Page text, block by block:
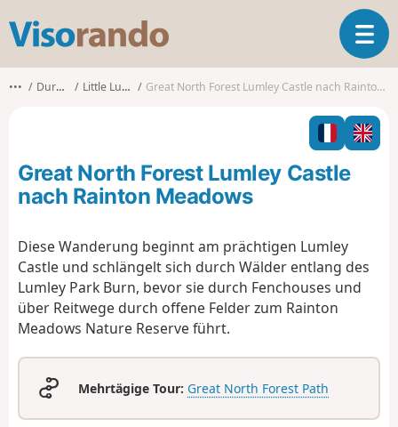
s
o
o
T
o
g
l
e
n
t
••• Durham Little Lumley Great North Forest Lumley Castle nach Rainton Meadows
Great North Forest Lumley Castle
nach Rainton Meadows
Diese Wanderung beginnt am prächtigen Lumley
Castle und schlängelt sich durch Wälder entlang des
Lumley Park Burn, bevor sie durch Fenchouses und
über Reitwege durch offene Felder zum Rainton
Meadows Nature Reserve führt.
Mehrtägige Tour: Great North Forest Path